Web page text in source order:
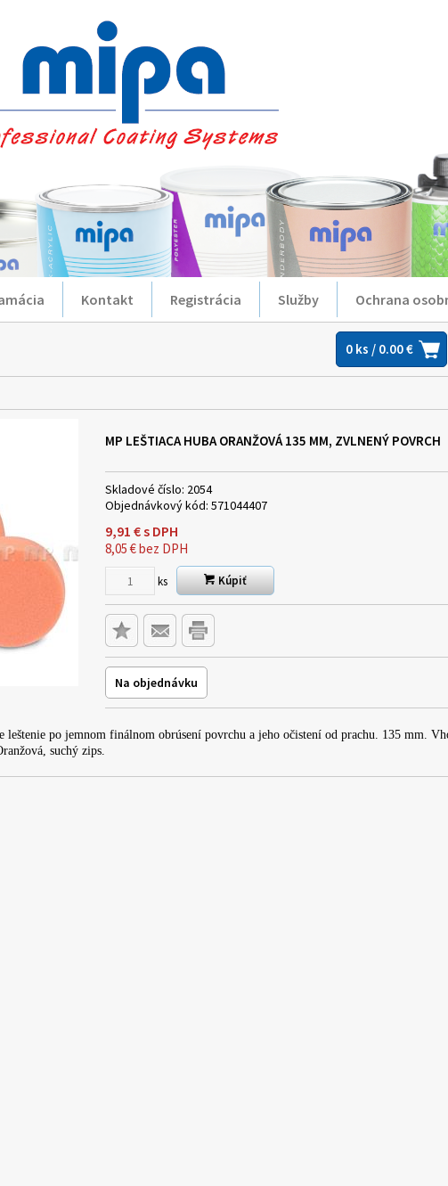
Kontakt Registrácia Služby Ochrana
0 ks / 0.00 €
MP LEŠTIACA HUBA ORANŽOVÁ 135 MM, ZVLNENÝ POVRCH
Skladové číslo: 2054
Objednávkový kód: 571044407
9,91 €s DPH
8,05 €bez DPH
ks Kúpiť
Na objednávku
leštenie po jemnom finálnom obrúsení povrchu a jeho očistení od prachu. 135 mm.
suchý zips.